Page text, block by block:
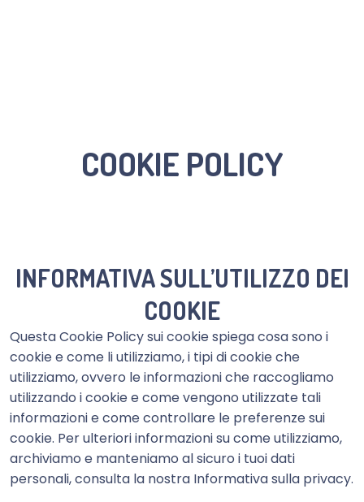
COOKIE POLICY
INFORMATIVA SULL’UTILIZZO DEI
COOKIE
Questa Cookie Policy sui cookie spiega cosa sono i
cookie e come li utilizziamo, i tipi di cookie che
utilizziamo, ovvero le informazioni che raccogliamo
utilizzando i cookie e come vengono utilizzate tali
informazioni e come controllare le preferenze sui
cookie. Per ulteriori informazioni su come utilizziamo,
archiviamo e manteniamo al sicuro i tuoi dati
personali, consulta la nostra Informativa sulla privacy.